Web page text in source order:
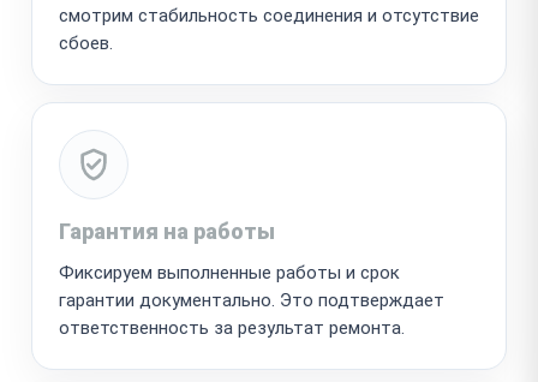
смотрим стабильность соединения и отсутствие
сбоев.
Гарантия на работы
Фиксируем выполненные работы и срок
гарантии документально. Это подтверждает
ответственность за результат ремонта.